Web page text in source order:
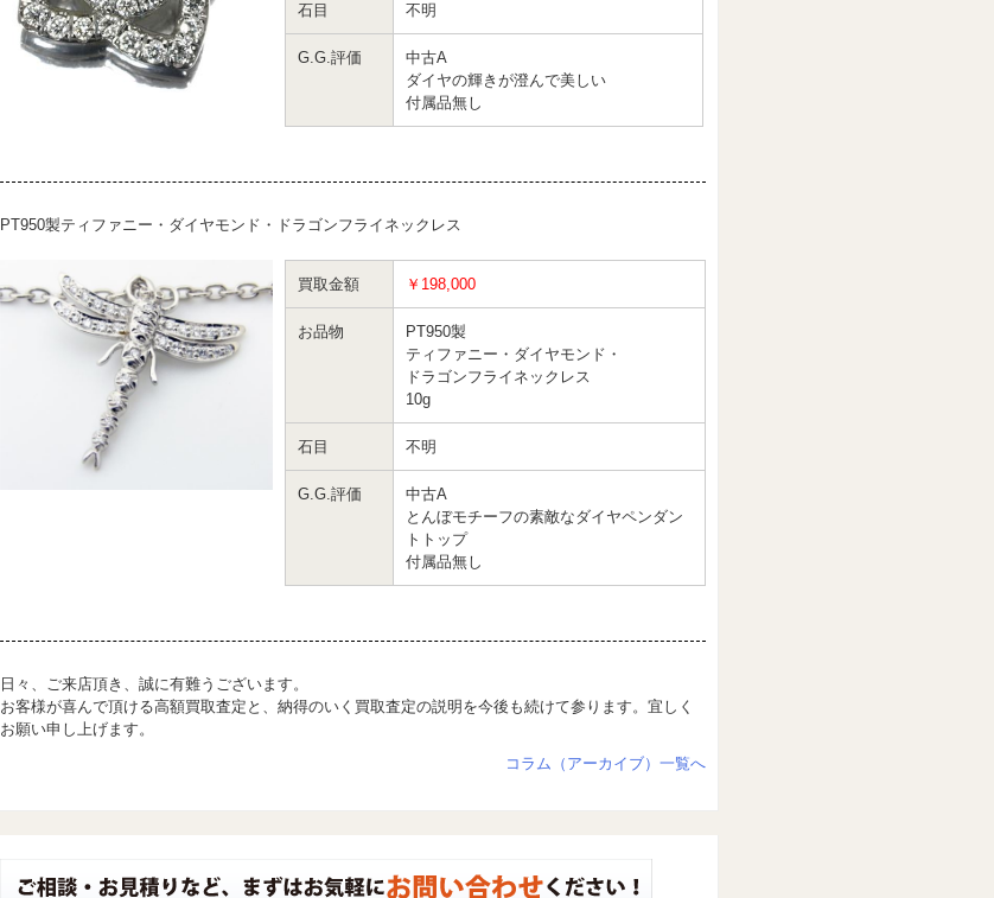
石目 不明
G.G.評価
中古A
ダイヤの輝きが澄んで美しい
付属品無し
PT950製ティファニー・ダイヤモンド・ドラゴンフライネックレス
買取金額 ￥198,000
お品物
PT950製
ティファニー・ダイヤモンド・
ドラゴンフライネックレス
10g
石目 不明
G.G.評価
中古A
とんぼモチーフの素敵なダイヤペンダン
トトップ
付属品無し
日々、ご来店頂き、誠に有難うございます。
お客様が喜んで頂ける高額買取査定と、納得のいく買取査定の説明を今後も続けて参ります。宜しく
お願い申し上げます。
コラム（アーカイブ）一覧へ